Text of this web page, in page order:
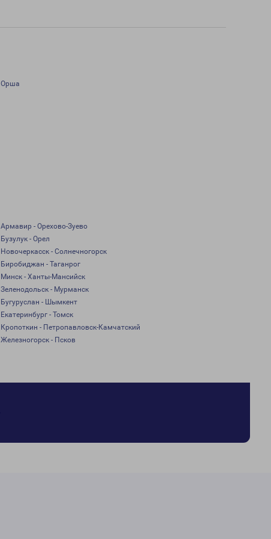
Орша
Армавир - Орехово-Зуево
Бузулук - Орел
Новочеркасск - Солнечногорск
Биробиджан - Таганрог
Минск - Ханты-Мансийск
Зеленодольск - Мурманск
Бугуруслан - Шымкент
Екатеринбург - Томск
Кропоткин - Петропавловск-Камчатский
Железногорск - Псков